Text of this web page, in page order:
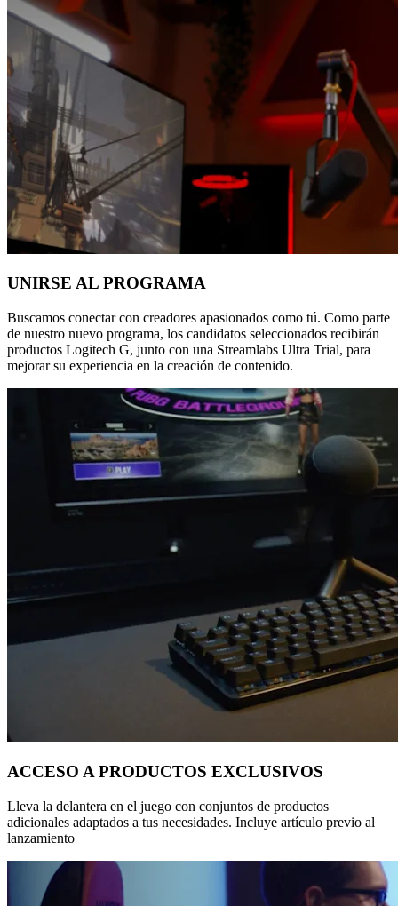
UNIRSE AL PROGRAMA
Buscamos conectar con creadores apasionados como tú. Como parte
de nuestro nuevo programa, los candidatos seleccionados recibirán
productos Logitech G, junto con una Streamlabs Ultra Trial, para
mejorar su experiencia en la creación de contenido.
ACCESO A PRODUCTOS EXCLUSIVOS
Lleva la delantera en el juego con conjuntos de productos
adicionales adaptados a tus necesidades. Incluye artículo previo al
lanzamiento